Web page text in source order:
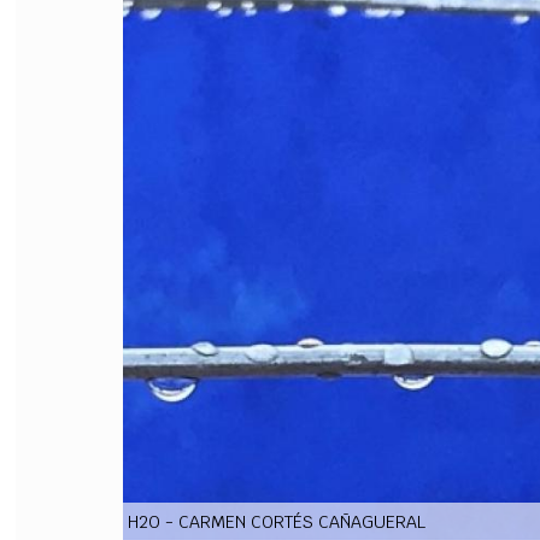
H2O - CARMEN CORTÉS CAÑAGUERAL